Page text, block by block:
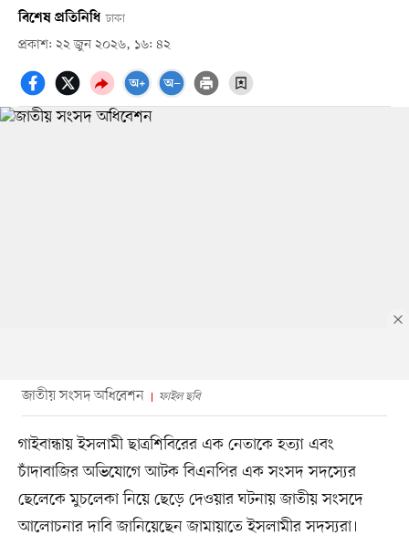
বিশেষ প্রতিনিধি ঢাকা
প্রকাশ: ২২ জুন ২০২৬, ১৬: ৪২
জাতীয় সংসদ অধিবেশন ফাইল ছবি
গাইবান্ধায় ইসলামী ছাত্রশিবিরের এক নেতাকে হত্যা এবং
চাঁদাবাজির অভিযোগে আটক বিএনপির এক সংসদ সদস্যের
ছেলেকে মুচলেকা নিয়ে ছেড়ে দেওয়ার ঘটনায় জাতীয় সংসদে
আলোচনার দাবি জানিয়েছেন জামায়াতে ইসলামীর সদস্যরা।